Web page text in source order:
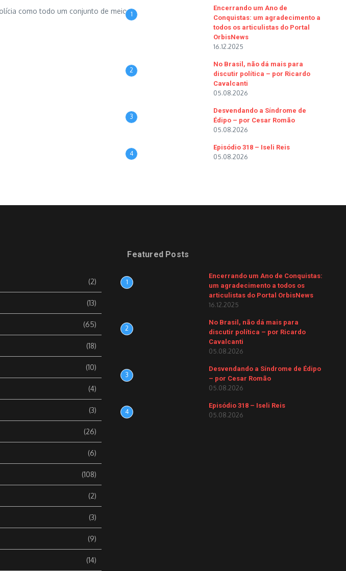
como todo um conjunto de meio 1
Encerrando um Ano de
Conquistas: um agradecimento a
todos os articulistas do Portal
OrbisNews
16.12.2025
2
No Brasil, não dá mais para
discutir política – por Ricardo
Cavalcanti
05.08.2026
3
Desvendando a Síndrome de
Édipo – por Cesar Romão
05.08.2026
4
Episódio 318 – Iseli Reis
05.08.2026
(2)
(13)
(65)
(18)
(10)
(4)
(3)
(26)
(6)
(108)
(2)
(3)
(9)
(14)
Featured Posts
1
Encerrando um Ano de Conquistas:
um agradecimento a todos os
articulistas do Portal OrbisNews
16.12.2025
2
No Brasil, não dá mais para
discutir política – por Ricardo
Cavalcanti
05.08.2026
3
Desvendando a Síndrome de Édipo
– por Cesar Romão
05.08.2026
4
Episódio 318 – Iseli Reis
05.08.2026